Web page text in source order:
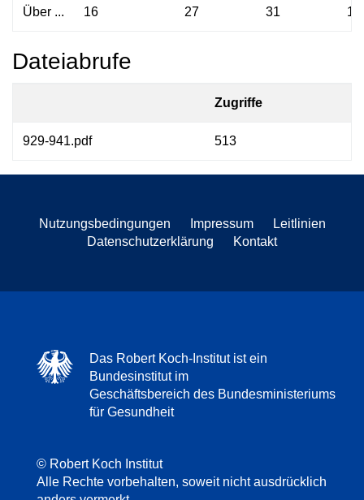
Über ... 16 27 31 17
Dateiabrufe
Zugriffe
929-941.pdf 513
Nutzungsbedingungen Impressum
Leitlinien
Datenschutzerklärung
Kontakt
Das Robert Koch-Institut ist ein
Bundesinstitut im
Geschäftsbereich des Bundesministeriums
für Gesundheit
© Robert Koch Institut
Alle Rechte vorbehalten, soweit nicht ausdrücklich